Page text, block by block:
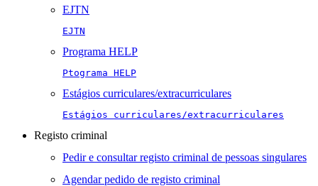
EJTN
EJTN
Programa HELP
Ptograma HELP
Estágios curriculares/extracurriculares
Estágios curriculares/extracurriculares
Registo criminal
Pedir e consultar registo criminal de pessoas singulares
Agendar pedido de registo criminal